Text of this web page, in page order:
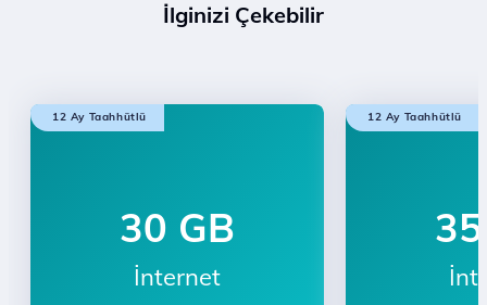
İlginizi Çekebilir
12 Ay Taahhütlü
30 GB
İnternet
12 Ay Taahhütlü